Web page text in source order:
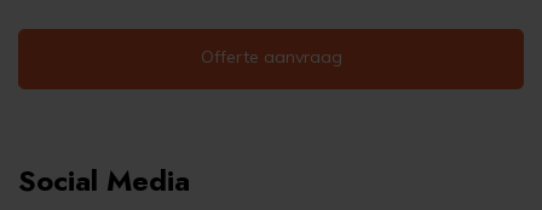
Offerte aanvraag
Social Media